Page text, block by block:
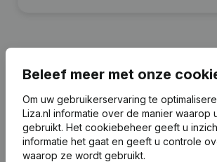
Financiële gegevens van Ton
Holding
2023 2022
Beleef meer met onze
Om uw gebruikerservaring te
Liza.nl informatie over de manier waarop
gebruikt. Het cookiebeheer geeft u
informatie het gaat en geeft u controle
waarop ze wordt gebruikt.